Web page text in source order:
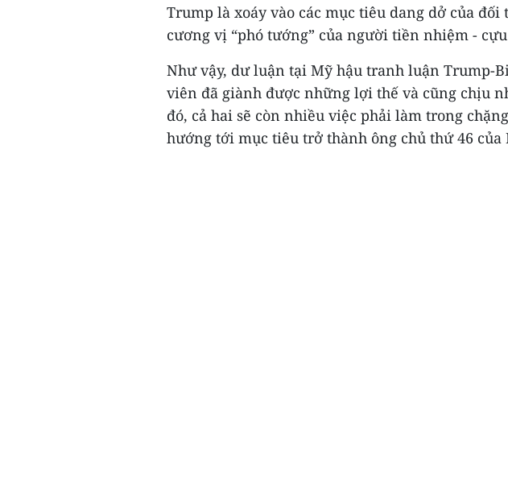
Trump là xoáy vào các mục tiêu dang dở của
cương vị “phó tướng” của người tiền nhiệm -
Như vậy, dư luận tại Mỹ hậu tranh luận Trump-
viên đã giành được những lợi thế và cũng chịu
đó, cả hai sẽ còn nhiều việc phải làm trong
hướng tới mục tiêu trở thành ông chủ thứ 46 của